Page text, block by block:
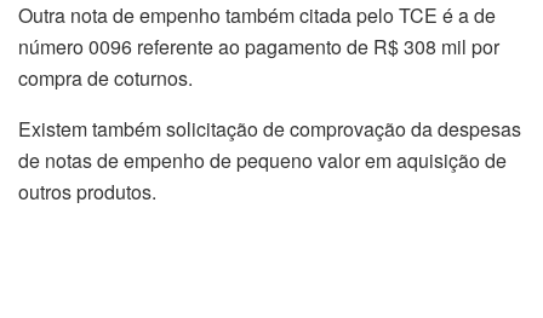
Outra nota de empenho também citada pelo TCE é a de
número 0096 referente ao pagamento de R$ 308 mil por
compra de coturnos.
Existem também solicitação de comprovação da despesas
de notas de empenho de pequeno valor em aquisição de
outros produtos.